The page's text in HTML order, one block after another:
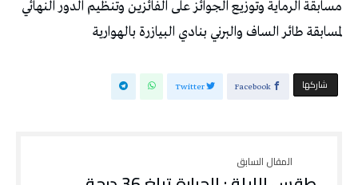
مسابقة الرماية وتوزيع الجوائز على الفائزين وتنظيم الدور النهائي
لمسابقة طائر الساف والبرني بنادي البيازرة بالهوارية
‫‫ شاركها‬ Facebook
Twitter